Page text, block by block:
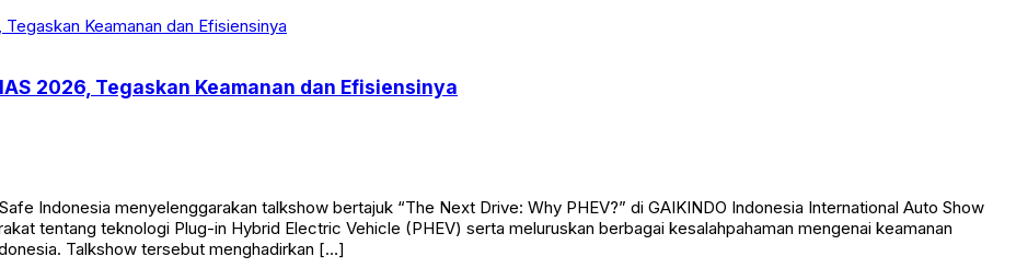
2026, Tegaskan Keamanan dan Efisiensinya
Indonesia menyelenggarakan talkshow bertajuk “The Next Drive: Why PHEV?” di GAIKINDO Indonesia International Auto Show
tentang teknologi Plug-in Hybrid Electric Vehicle (PHEV) serta meluruskan berbagai kesalahpahaman mengenai keamanan
Talkshow tersebut menghadirkan […]